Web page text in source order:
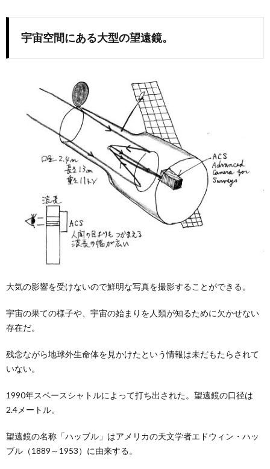
宇宙空間にある大型の望遠鏡。
大気の影響を受けないので鮮明な写真を撮影することができる。
宇宙の果ての様子や、宇宙の始まりを人類が知るために欠かせない
存在だ。
残念ながら地球外生命体を見かけたという情報は未だもたらされて
いない。
1990年スペースシャトルによって打ち出された。望遠鏡の口径は
2.4メートル。
望遠鏡の名称「ハッブル」はアメリカの天文学者エドウィン・ハッ
ブル（1889～1953）に由来する。